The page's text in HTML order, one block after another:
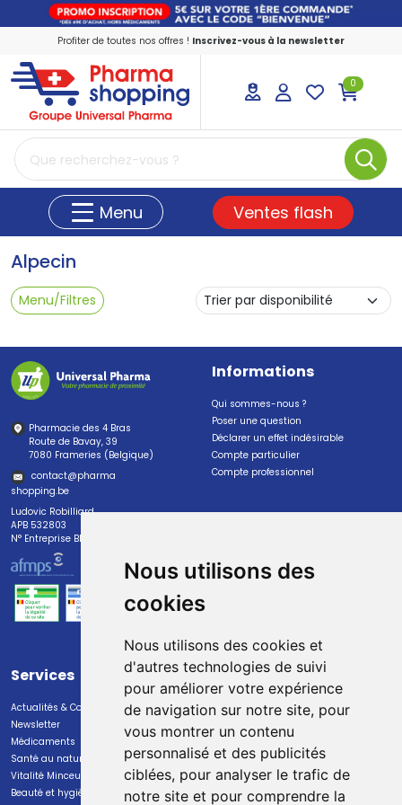
Nous utilisons des
cookies
Nous utilisons des cookies et
d'autres technologies de suivi
pour améliorer votre expérience
de navigation sur notre site, pour
vous montrer un contenu
personnalisé et des publicités
ciblées, pour analyser le trafic de
notre site et pour comprendre la
Profiter de toutes nos offres ! Inscrivez-vous à la newsletter
PharmaShopping Votre pharmacie en
0
Menu Ventes flash
Alpecin
Menu/Filtres
Pharmacie des 4 Bras
Route de Bavay, 39
7080 Frameries (Belgique)
contact@pharma
shopping.be
Ludovic Robilliard
APB 532803
N° Entreprise BE0447.382.113
Informations
Qui sommes-nous ?
Poser une question
Déclarer un effet indésirable
Compte particulier
Compte professionnel
Services
Actualités & Conseils
Newsletter
Médicaments
Santé au naturel
Vitalité Minceur Nutrition
Beauté et hygiène
Paiement
Paiement sécurisé